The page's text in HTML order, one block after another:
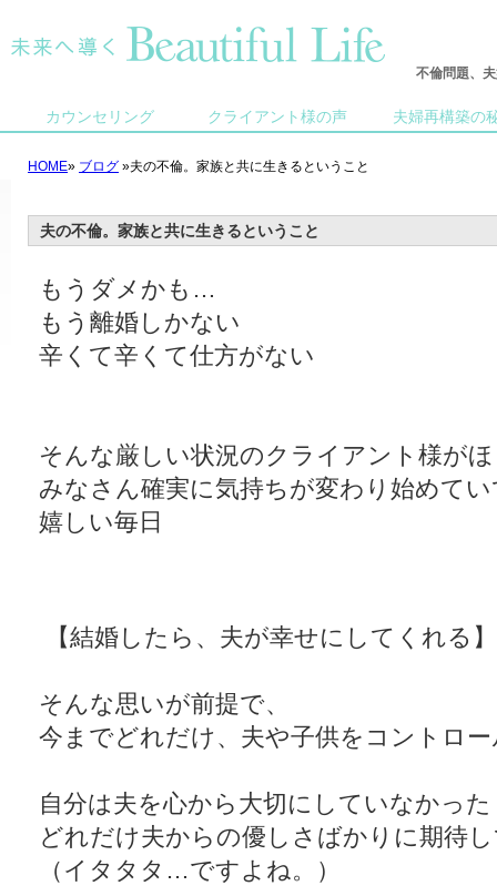
不倫問題、
カウンセリング クライアント様の声 夫婦再構築の
HOME» ブログ »夫の不倫。家族と共に生きるということ
夫の不倫。家族と共に生きるということ
もうダメかも…
もう離婚しかない
辛くて辛くて仕方がない
そんな厳しい状況のクライアント様が
みなさん確実に気持ちが変わり始めて
嬉しい毎日
【結婚したら、夫が幸せにしてくれる】
そんな思いが前提で、
今までどれだけ、夫や子供をコントロ
自分は夫を心から大切にしていなかっ
どれだけ夫からの優しさばかりに期待
（イタタタ…ですよね。）